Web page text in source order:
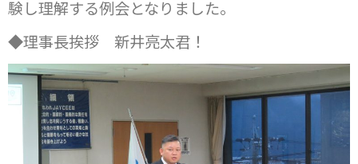
験し理解する例会となりました。
◆理事長挨拶 新井亮太君！